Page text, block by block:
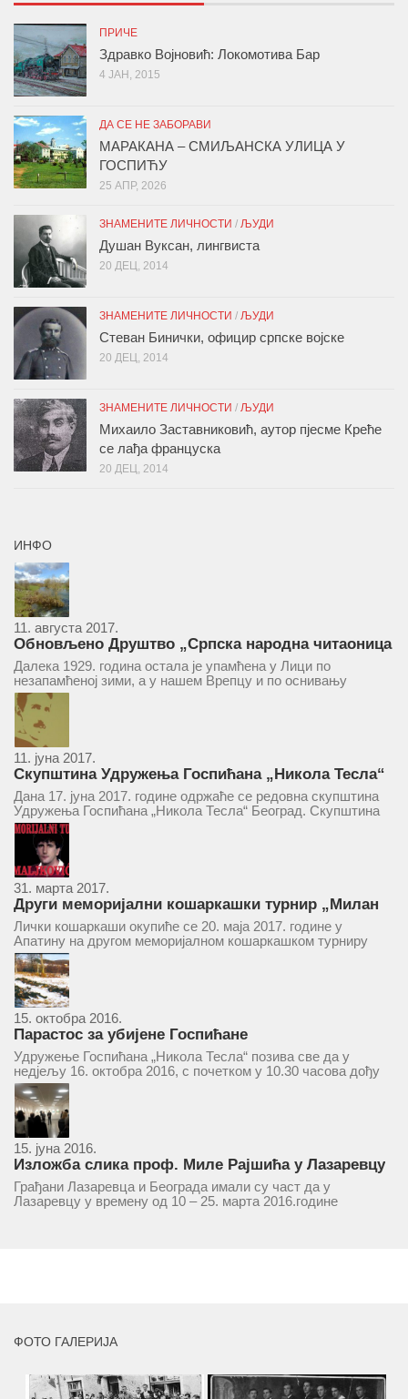
ПРИЧЕ
Здравко Војновић: Локомотива Бар
4 ЈАН, 2015
ДА СЕ НЕ ЗАБОРАВИ
МАРАКАНА – СМИЉАНСКА УЛИЦА У
ГОСПИЋУ
25 АПР, 2026
ЗНАМЕНИТЕ ЛИЧНОСТИ / ЉУДИ
Душан Вуксан, лингвиста
20 ДЕЦ, 2014
ЗНАМЕНИТЕ ЛИЧНОСТИ / ЉУДИ
Стеван Бинички, официр српске војске
20 ДЕЦ, 2014
ЗНАМЕНИТЕ ЛИЧНОСТИ / ЉУДИ
Михаило Заставниковић, аутор пјесме Креће
се лађа француска
20 ДЕЦ, 2014
ИНФО
11. августа 2017.
Обновљено Друштво „Српска народна читаоница
и књижница“ у Врепцу
Далека 1929. година остала је упамћена у Лици по
незапамћеној зими, а у нашем Врепцу и по оснивању
Друштва „Српска народна читаоница и књижница у
Врепцу“. Потакнути потребом за културним и духовним
уздизањем група...
11. јуна 2017.
Скупштина Удружења Госпићана „Никола Тесла“
у суботу 17. јуна 2017.
Дана 17. јуна 2017. године одржаће се редовна скупштина
Удружења Госпићана „Никола Тесла“ Београд. Скупштина
ће се одржати у простору ресторана „Тесла“, Савски трг бр.
9 Београд, у 11 часова. За Скупштину је предложен...
31. марта 2017.
Други меморијални кошаркашки турнир „Милан
Маљковић Маљак“ у Апатину 20. маја 2017.
Лички кошаркаши окупиће се 20. маја 2017. године у
Апатину на другом меморијалном кошаркашком турниру
„Милан Маљковић Маљак“. Као и прошле године,
учествоваће екипе Госпића, Личког Осика, Плашког, као и
комбинована екипа кошаркаша из...
15. октобра 2016.
Парастос за убијене Госпићане
Удружење Госпићана „Никола Тесла“ позива све да у
недјељу 16. октобра 2016, с почетком у 10.30 часова дођу
у цркву Светог оца Николаја у Борчи (Улица Вука Караџића
1), гдје ће бити служен парастос за...
15. јуна 2016.
Изложба слика проф. Миле Рајшића у Лазаревцу
Грађани Лазаревца и Београда имали су част да у
Лазаревцу у времену од 10 – 25. марта 2016.године
ФОТО ГАЛЕРИЈА